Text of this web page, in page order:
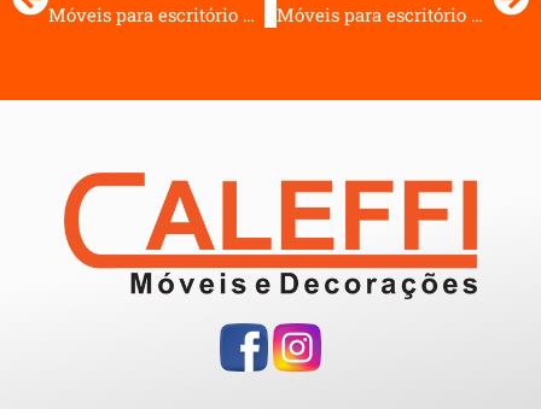
Móveis para escritório 02 linha M25 Móveis para escritório 06 linha M25